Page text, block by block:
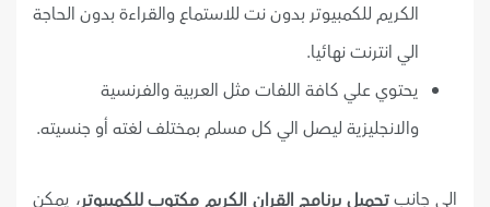
الكريم للكمبيوتر بدون نت للاستماع والقراءة بدون الحاجة
الي انترنت نهائيا.
يحتوي علي كافة اللفات مثل العربية والفرنسية
والانجليزية ليصل الي كل مسلم بمختلف لغته أو جنسيته.
الي جانبتحميل برنامج القران الكريم مكتوب للكمبيوتر، يمكن